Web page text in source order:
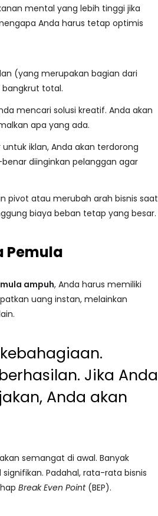
mental yang lebih tinggi jika
Anda harus tetap optimis
(yang merupakan bagian dari
total.
mencari solusi kreatif. Anda akan
apa yang ada.
iklan, Anda akan terdorong
diinginkan pelanggan agar
pivot atau merubah arah bisnis saat
biaya beban tetap yang besar.
Pemula
ampuh, Anda harus memiliki
uang instan, melainkan
Jika Anda
Anda akan
semangat di awal. Banyak
Padahal, rata-rata bisnis
Break Even Point(BEP).